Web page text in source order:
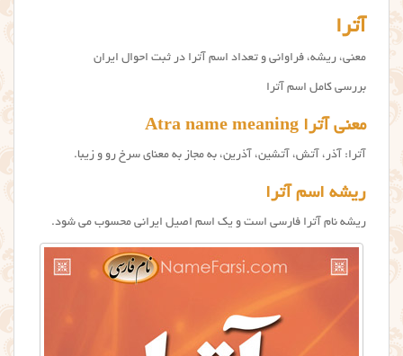
آترا
معنی، ریشه، فراوانی و تعداد اسم آترا در ثبت احوال ایران
بررسی کامل اسم آترا
معنی آترا Atra name meaning
آترا: آذر، آتش، آتشین، آذرین، به مجاز به معنای سرخ رو و زیبا.
ریشه اسم آترا
ریشه نام آترا فارسی است و یک اسم اصیل ایرانی محسوب می شود.